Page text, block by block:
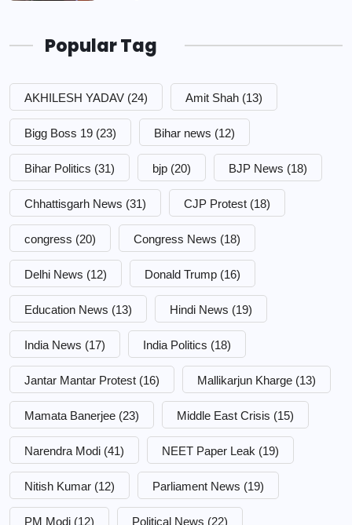
Popular Tag
AKHILESH YADAV (24) Amit Shah (13)
Bigg Boss 19 (23) Bihar news (12)
Bihar Politics (31) bjp (20) BJP News (18)
Chhattisgarh News (31) CJP Protest (18)
congress (20) Congress News (18)
Delhi News (12) Donald Trump (16)
Education News (13) Hindi News (19)
India News (17) India Politics (18)
Jantar Mantar Protest (16) Mallikarjun Kharge (13)
Mamata Banerjee (23) Middle East Crisis (15)
Narendra Modi (41) NEET Paper Leak (19)
Nitish Kumar (12) Parliament News (19)
PM Modi (12) Political News (22)